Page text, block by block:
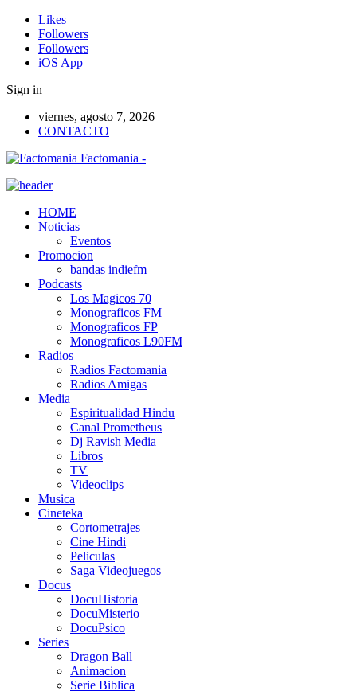
Likes
Followers
Followers
iOS App
Sign in
viernes, agosto 7, 2026
CONTACTO
Factomania -
HOME
Noticias
Eventos
Promocion
bandas indiefm
Podcasts
Los Magicos 70
Monograficos FM
Monograficos FP
Monograficos L90FM
Radios
Radios Factomania
Radios Amigas
Media
Espiritualidad Hindu
Canal Prometheus
Dj Ravish Media
Libros
TV
Videoclips
Musica
Cineteka
Cortometrajes
Cine Hindi
Peliculas
Saga Videojuegos
Docus
DocuHistoria
DocuMisterio
DocuPsico
Series
Dragon Ball
Animacion
Serie Biblica